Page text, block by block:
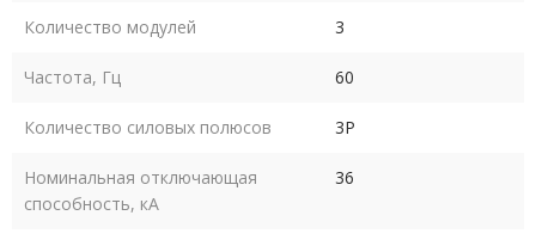
Количество модулей 3
Частота, Гц 60
Количество силовых полюсов 3P
Номинальная отключающая
способность, кA
36